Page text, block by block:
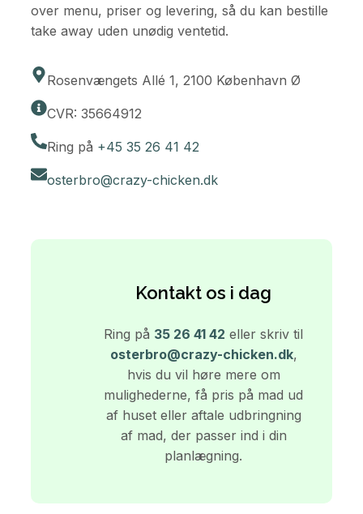
over menu, priser og levering, så du kan bestille
take away uden unødig ventetid.
Rosenvængets Allé 1, 2100 København Ø
CVR: 35664912
Ring på +45 35 26 41 42
osterbro@crazy-chicken.dk
Kontakt os i dag
Ring på 35 26 41 42 eller skriv til
osterbro@crazy-chicken.dk,
hvis du vil høre mere om
mulighederne, få pris på mad ud
af huset eller aftale udbringning
af mad, der passer ind i din
planlægning.